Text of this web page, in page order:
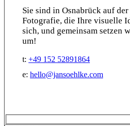
Sie sind in Osnabrück auf
Fotografie, die Ihre visuelle
sich, und gemeinsam
um!
t: +49 152 52891864
e: hello@jansoehlke.com